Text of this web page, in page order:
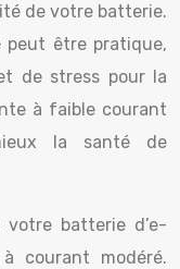
de votre batterie.
peut être pratique,
de stress pour la
à faible courant
la santé de
batterie d’e-
courant modéré.